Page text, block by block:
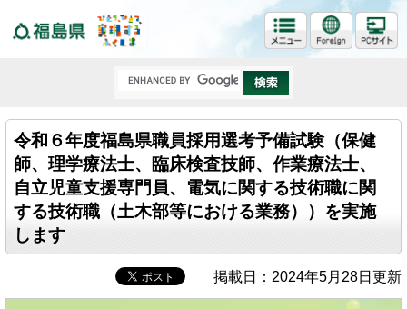
令和６年度福島県職員採用選考予備試験（保健
師、理学療法士、臨床検査技師、作業療法士、
自立児童支援専門員、電気に関する技術職に関
する技術職（土木部等における業務））を実施
します
掲載日：2024年5月28日更新